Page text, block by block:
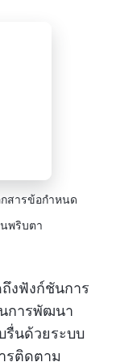
กสารข้อกำหนด
พริบตา
งฟังก์ชันการ
การพัฒนา
รื่นด้วยระบบ
รติดตาม